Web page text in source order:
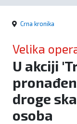
kronika
Politika
Crna kronika
Velika
U akciji
droge
osoba